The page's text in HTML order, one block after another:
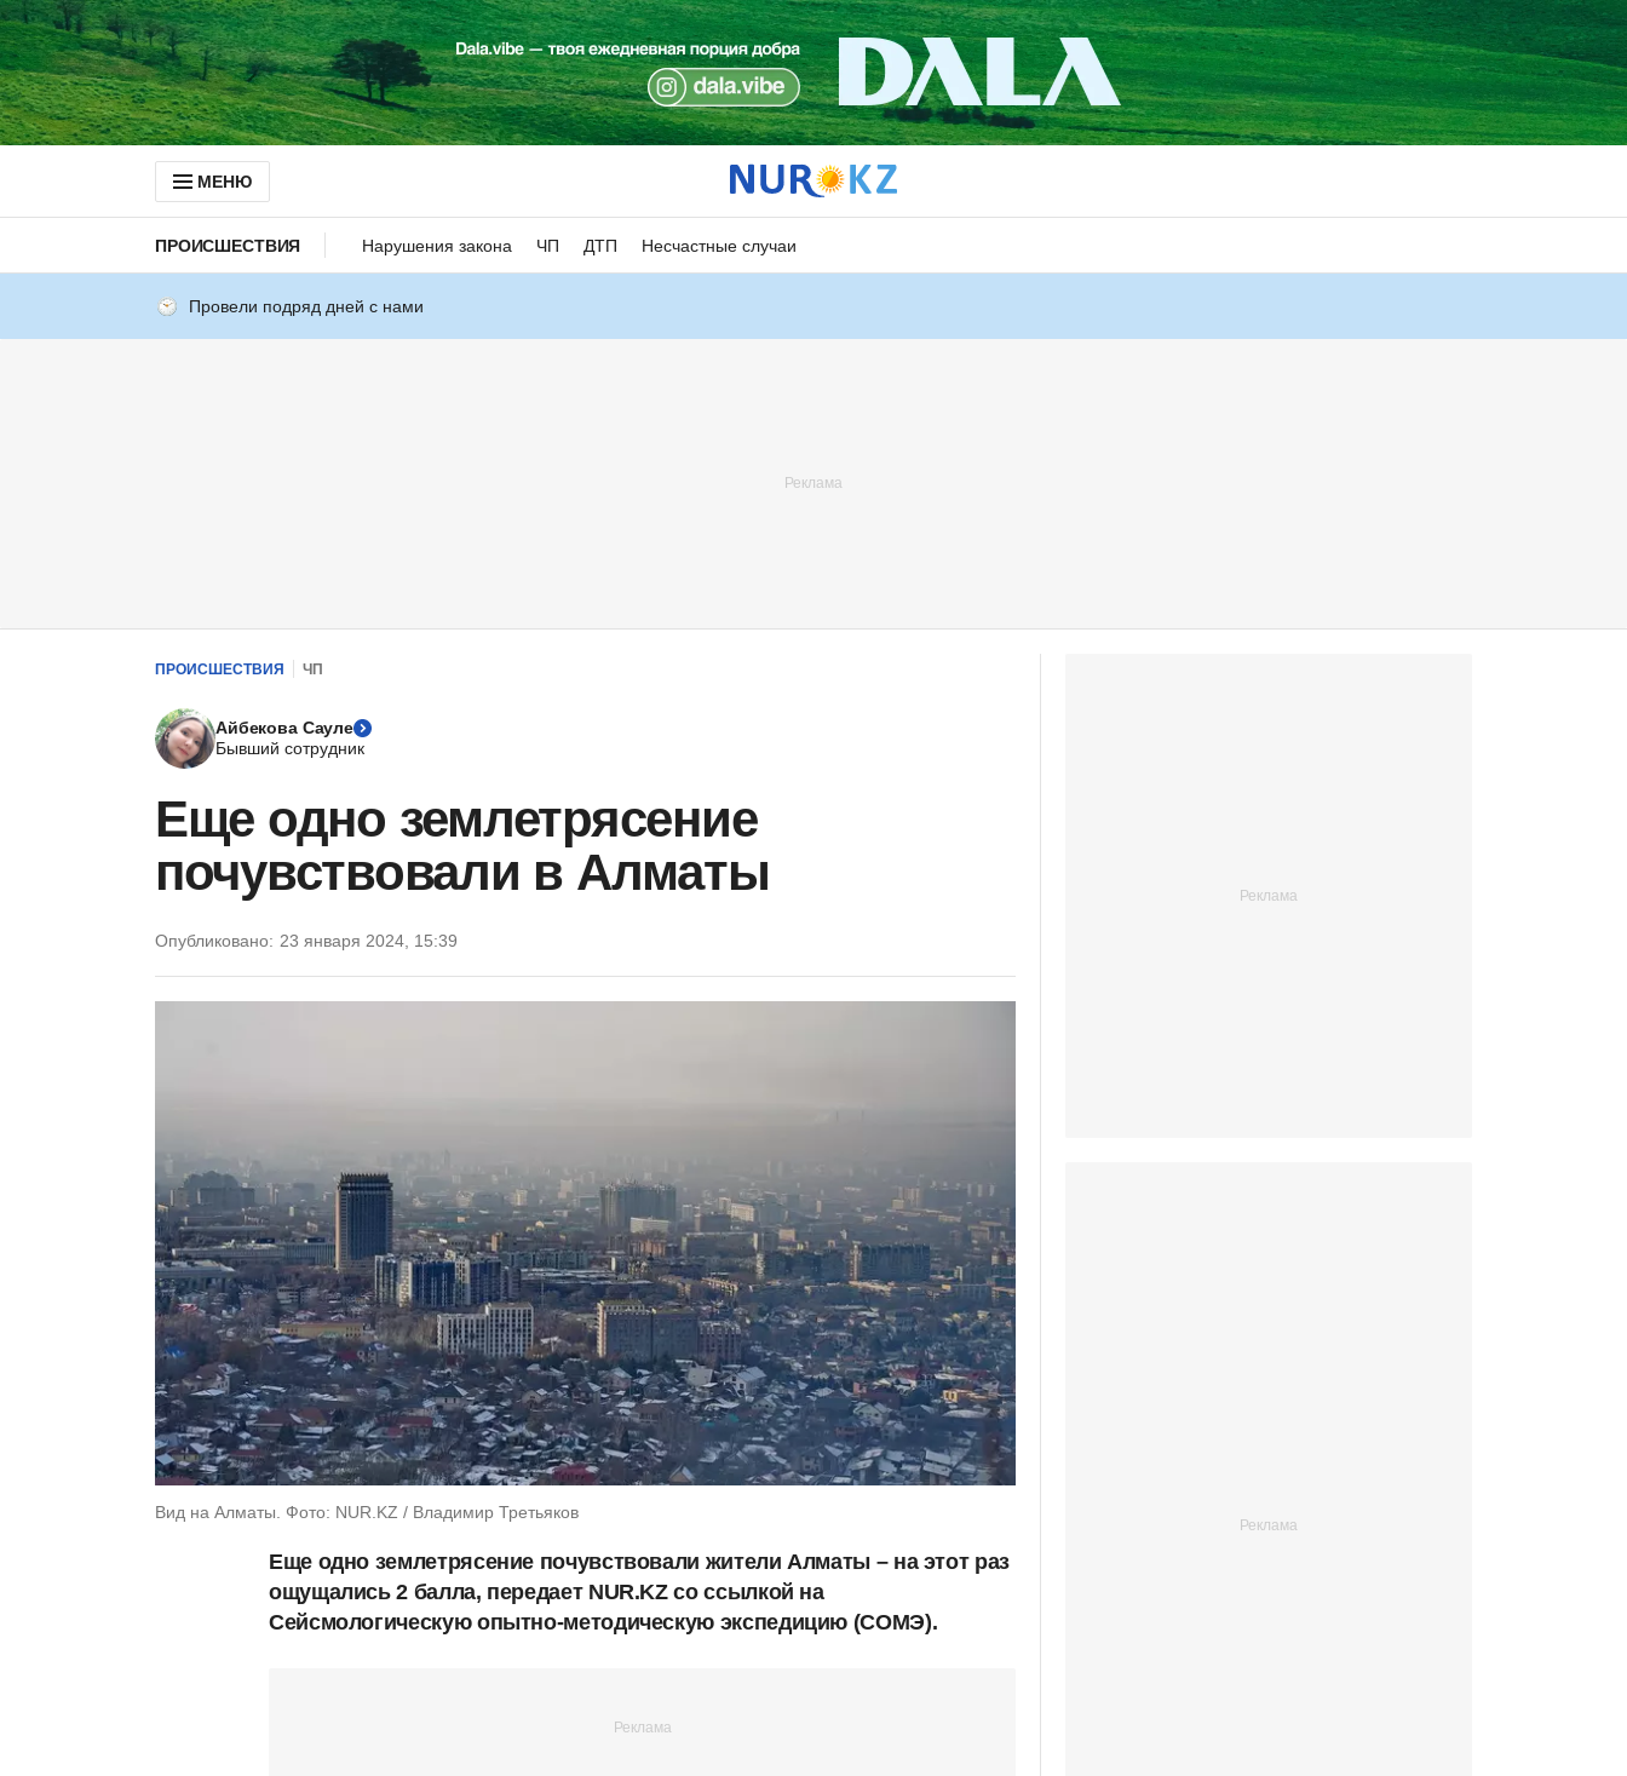
МЕНЮ
ПРОИСШЕСТВИЯ Нарушения закона ЧП ДТП Несчастные случаи
Провели подряд дней с нами
ПРОИСШЕСТВИЯ ЧП
Айбекова Сауле
Бывший сотрудник
Еще одно землетрясение
почувствовали в Алматы
Опубликовано: 23 января 2024, 15:39
Вид на Алматы. Фото: NUR.KZ / Владимир Третьяков
Еще одно землетрясение почувствовали жители Алматы – на этот раз
ощущались 2 балла, передает NUR.KZ со ссылкой на
Сейсмологическую опытно-методическую экспедицию (СОМЭ).